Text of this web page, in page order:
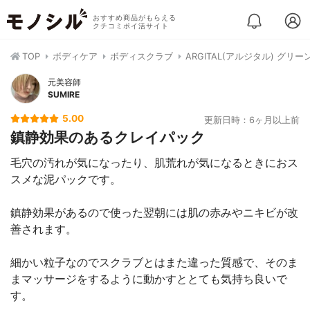
おすすめ商品がもらえる
クチコミポイ活サイト
TOP ボディケア ボディスクラブ ARGITAL(アルジタル) グリー
元美容師
SUMIRE
5.00 更新日時：6ヶ月以上前
鎮静効果のあるクレイパック
毛穴の汚れが気になったり、肌荒れが気になるときにおス
スメな泥パックです。
鎮静効果があるので使った翌朝には肌の赤みやニキビが改
善されます。
細かい粒子なのでスクラブとはまた違った質感で、そのま
まマッサージをするように動かすととても気持ち良いで
す。